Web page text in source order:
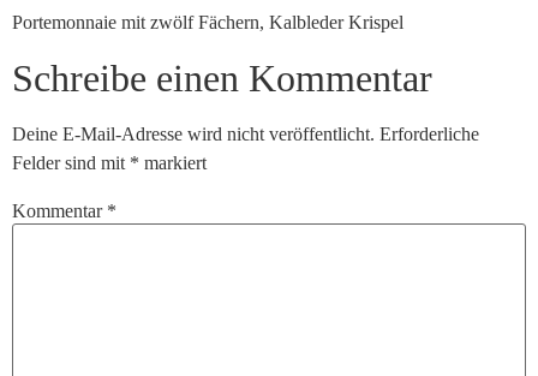
Portemonnaie mit zwölf Fächern, Kalbleder Krispel
Schreibe einen Kommentar
Deine E-Mail-Adresse wird nicht veröffentlicht. Erforderliche
Felder sind mit * markiert
Kommentar *